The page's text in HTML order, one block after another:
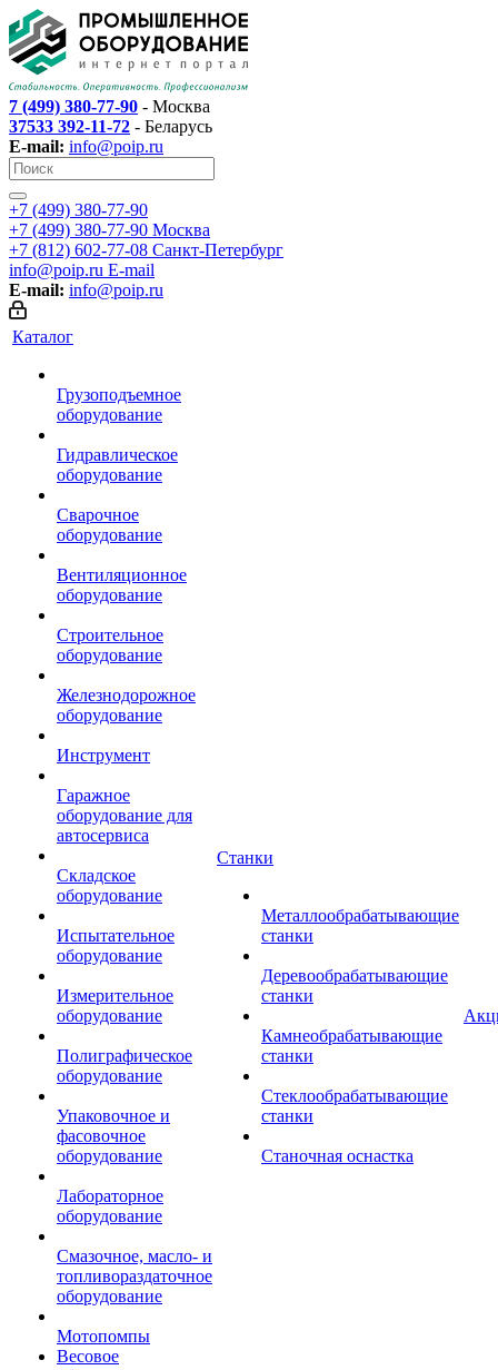
7 (499) 380-77-90 - Москва
37533 392-11-72 - Беларусь
E-mail: info@poip.ru
+7 (499) 380-77-90
+7 (499) 380-77-90 Москва
+7 (812) 602-77-08 Санкт-Петербург
info@poip.ru E-mail
E-mail: info@poip.ru
Каталог
Грузоподъемное
оборудование
Гидравлическое
оборудование
Сварочное
оборудование
Вентиляционное
оборудование
Строительное
оборудование
Железнодорожное
оборудование
Инструмент
Гаражное
оборудование для
автосервиса
Складское
оборудование
Испытательное
оборудование
Измерительное
оборудование
Полиграфическое
оборудование
Упаковочное и
фасовочное
оборудование
Лабораторное
оборудование
Смазочное, масло- и
топливораздаточное
оборудование
Мотопомпы
Весовое
Станки
Металлообрабатывающие
станки
Деревообрабатывающие
станки
Камнеобрабатывающие
станки
Стеклообрабатывающие
станки
Станочная оснастка